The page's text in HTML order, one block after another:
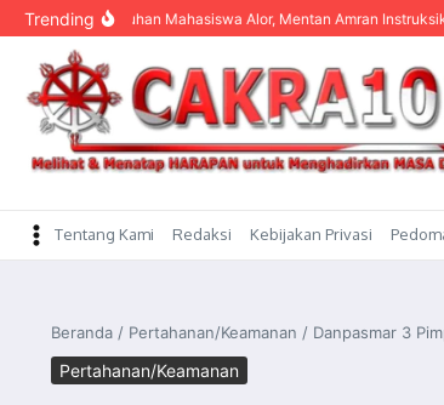
content
Trending
Keluhan Mahasiswa Alor, Mentan Amran Instruksikan “Bulog
Tentang Kami Redaksi Kebijakan Privasi
Beranda / Pertahanan/Keamanan / Danpasmar 3
Pertahanan/Keamanan